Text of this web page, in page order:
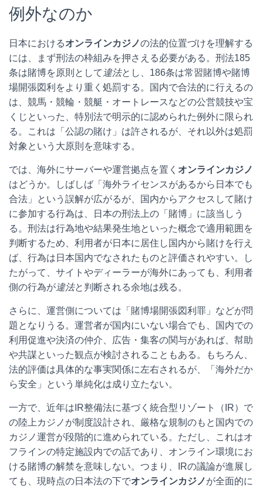
例外なのか
日本におけるオンラインカジノの法的位置づけを理解する
には、まず刑法の枠組みを押さえる必要がある。刑法185
条は賭博を原則として 違法とし、186条は常習賭博や賭博
場開張図利をより重く処罰する。国内で合法的に行えるの
は、競馬・競輪・競艇・オートレースなどの公営競技や宝
くじといった、特別法で明示的に認められた例外に限られ
る。これは「公認の賭け」は許されるが、それ以外は処罰
対象という大原則を意味する。
では、海外にサーバーや運営拠点を置く オンラインカジノ
はどうか。しばしば「海外ライセンスがあるから日本でも
合法」という誤解が広がるが、国内からアクセスして賭け
に参加する行為は、日本の刑法上の「賭博」に該当しう
る。刑法は行為地や結果発生地といった概念で適用範囲を
判断するため、利用者が日本に居住し国内から賭けを行え
ば、行為は日本国内でなされたものと評価されやすい。し
たがって、サイトやディーラーが海外にあっても、利用者
側の行為が違法と判断される余地は残る。
さらに、運営側については「賭博場開張図利罪」などが問
題となりうる。運営者が国内にいない場合でも、国内での
利用促進や決済の仲介、広告・集客の関与があれば、幇助
や共謀といった観点が検討されることもある。もちろん、
法的評価は具体的な事実関係に左右されるが、「海外だか
ら安全」という単純化は成り立たない。
一方で、近年はIR整備法に基づく統合型リゾート（IR）で
の陸上カジノが制度設計され、厳格な規制のもと国内での
カジノ運営が段階的に進められている。ただし、これはオ
フラインの特定施設内での話であり、オンライン環境にお
ける賭博の解禁を意味しない。つまり、IRの議論が進展し
ても、現時点の日本法の下でオンラインカジノが全面的に